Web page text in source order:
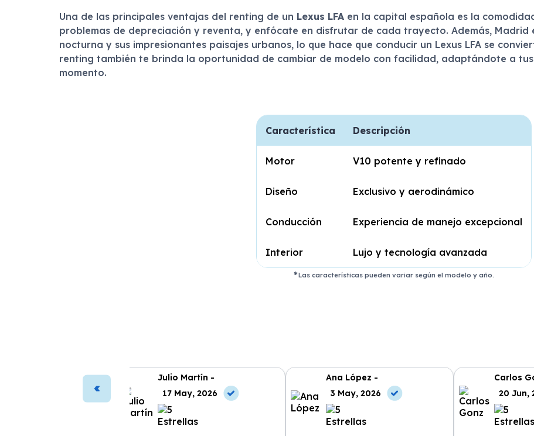
Una de las principales ventajas del renting de un Lexus LFAen la capital española es la
problemas de depreciación y reventa, y enfócate en disfrutar de cada trayecto. Además, Madrid
nocturna y sus impresionantes paisajes urbanos, lo que hace que conducir un Lexus LFA se
renting también te brinda la oportunidad de cambiar de modelo con facilidad, adaptándote a
momento.
Característica Descripción
Motor V10 potente y refinado
Diseño Exclusivo y aerodinámico
Conducción Experiencia de manejo excepcional
Interior Lujo y tecnología avanzada
Las características pueden variar según el modelo y año.
Julio Martín -
17 May, 2026
Ana López -
3 May, 2026
Carlos
20 Jun,